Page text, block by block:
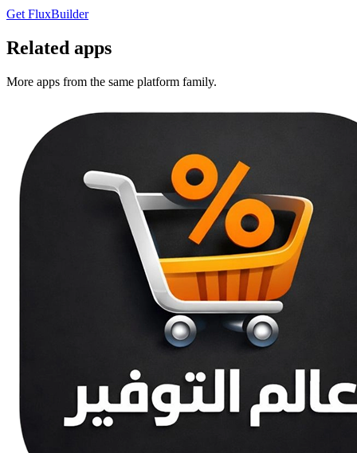
Get FluxBuilder
Related apps
More apps from the same platform family.